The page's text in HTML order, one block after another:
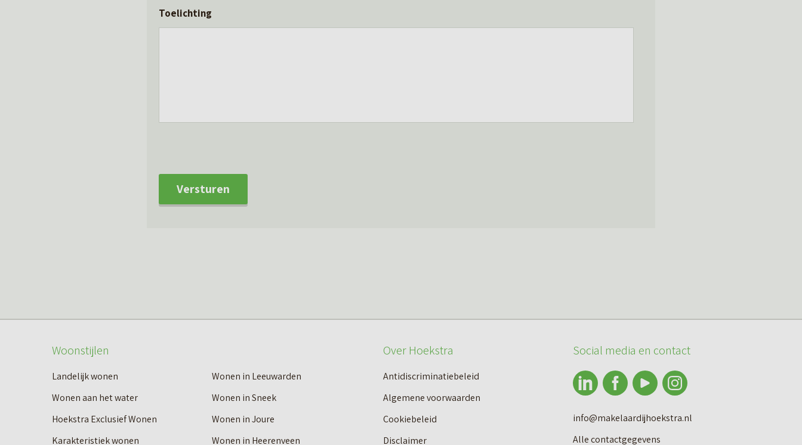
Toelichting
Versturen
Woonstijlen
Landelijk wonen
Wonen in Leeuwarden
Wonen aan het water
Wonen in Sneek
Hoekstra Exclusief Wonen
Wonen in Joure
Karakteristiek wonen
Wonen in Heerenveen
Over Hoekstra
Antidiscriminatiebeleid
Algemene voorwaarden
Cookiebeleid
Disclaimer
Social media en contact
info@makelaardijhoekstra.nl
Alle contactgegevens